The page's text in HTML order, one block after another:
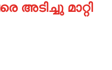
അടിച്ചു മാറ്റി